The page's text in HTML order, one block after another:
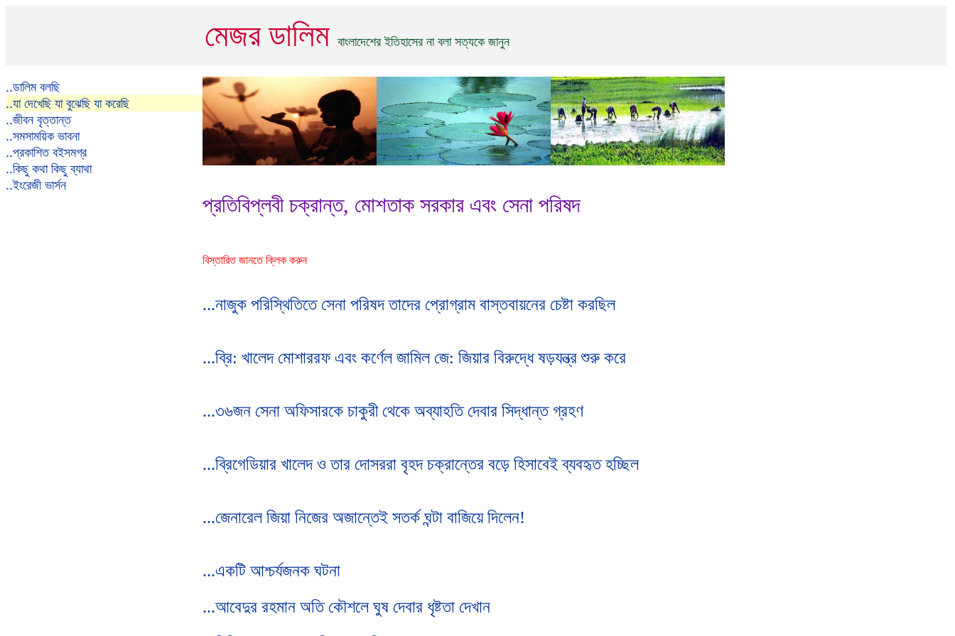
মেজর ডালিম বাংলাদেশের ইতিহাসের না বলা সত্যকে জানুন
..ডালিম বলছি
..যা দেখেছি যা বুঝেছি যা করেছি
..জীবন বৃত্তান্ত
..সমসাময়িক ভাবনা
..প্রকাশিত বইসমগ্র
..কিছু কথা কিছু ব্যাথা
..ইংরেজী ভার্সন
প্রতিবিপ্লবী চক্রান্ত, মোশতাক সরকার এবং সেনা পরিষদ
বিস্তারিত জানতে ক্লিক করুন
...নাজুক পরিস্থিতিতে সেনা পরিষদ তাদের প্রোগ্রাম বাস্তবায়নের চেষ্টা করছিল
...ব্রি: খালেদ মোশাররফ এবং কর্ণেল জামিল জে: জিয়ার বিরুদ্ধে ষড়যন্ত্র শুরু করে
...৩৬জন সেনা অফিসারকে চাকুরী থেকে অব্যাহতি দেবার সিদ্ধান্ত গ্রহণ
...ব্রিগেডিয়ার খালেদ ও তার দোসররা বৃহদ চক্রান্তের বড়ে হিসাবেই ব্যবহৃত হচ্ছিল
...জেনারেল জিয়া নিজের অজান্তেই সতর্ক ঘন্টা বাজিয়ে দিলেন!
...একটি আশ্চর্যজনক ঘটনা
...আবেদুর রহমান অতি কৌশলে ঘুষ দেবার ধৃষ্টতা দেখান